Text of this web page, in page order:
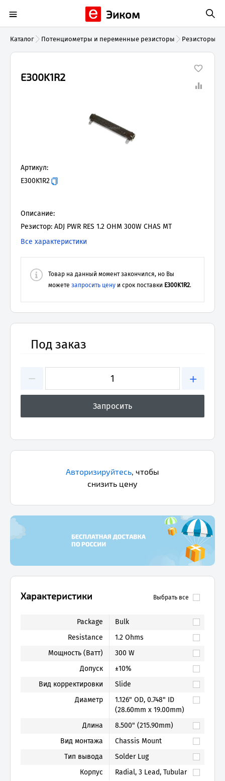
Эиком
Каталог Потенциометры и переменные резисторы Резисторы
E300K1R2
Артикул:
E300K1R2
Описание:
Резистор: ADJ PWR RES 1.2 OHM 300W CHAS MT
Все характеристики
Товар на данный момент закончился, но Вы
можете запросить цену и срок поставки E300K1R2.
Под заказ
− +
Авторизируйтесь, чтобы
снизить цену
Выбрать все
Характеристики
Package
Bulk
Resistance
1.2 Ohms
Мощность (Ватт)
300 W
Допуск
±10%
Вид корректировки
Slide
Диаметр
1.126" OD, 0.748" ID
(28.60mm x 19.00mm)
Длина
8.500" (215.90mm)
Вид монтажа
Chassis Mount
Тип вывода
Solder Lug
Корпус
Radial, 3 Lead, Tubular